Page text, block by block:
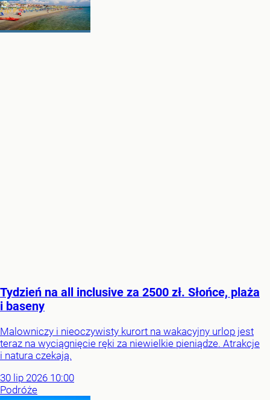
Tydzień na all inclusive za 2500 zł. Słońce, plaża
i baseny
Malowniczy i nieoczywisty kurort na wakacyjny urlop jest
teraz na wyciągnięcie ręki za niewielkie pieniądze. Atrakcje
i natura czekają.
30 lip 2026 10:00
Podróże